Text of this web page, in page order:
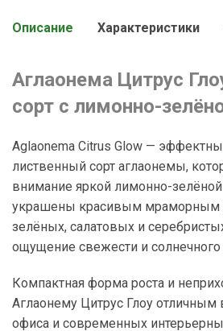
Описание Характеристики
Аглаонема Цитрус
сорт с лимонно-
Aglaonema Citrus Glow —
лиственный сорт аглаонемы,
внимание яркой лимонно-
украшены красивым мраморным
зелёных, салатовых и
ощущение свежести и солнечного
Компактная форма роста и
Аглаонему Цитрус Глоу
офиса и современных